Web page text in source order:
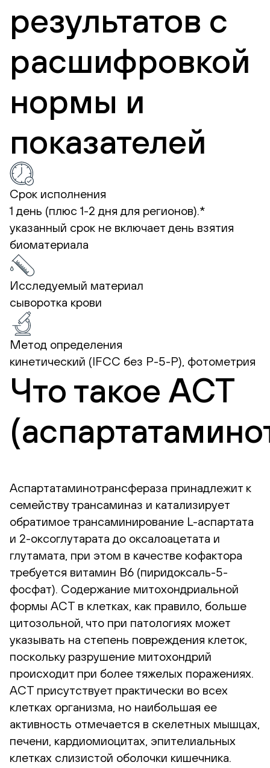
результатов с
расшифровкой
нормы и
показателей
Срок исполнения
1 день (плюс 1-2 дня для регионов).*
указанный срок не включает день взятия
биоматериала
Исследуемый материал
сыворотка крови
Метод определения
кинетический (IFCC без Р-5-Р), фотометрия
Что такое АСТ
Аспартатаминотрансфераза принадлежит к
семейству трансаминаз и катализирует
обратимое трансаминирование L-аспартата
и 2-оксоглутарата до оксалоацетата и
глутамата, при этом в качестве кофактора
требуется витамин B6 (пиридоксаль-5-
фосфат). Содержание митохондриальной
формы АСТ в клетках, как правило, больше
цитозольной, что при патологиях может
указывать на степень повреждения клеток,
поскольку разрушение митохондрий
происходит при более тяжелых поражениях.
АСТ присутствует практически во всех
клетках организма, но наибольшая ее
активность отмечается в скелетных мышцах,
печени, кардиомиоцитах, эпителиальных
клетках слизистой оболочки кишечника.